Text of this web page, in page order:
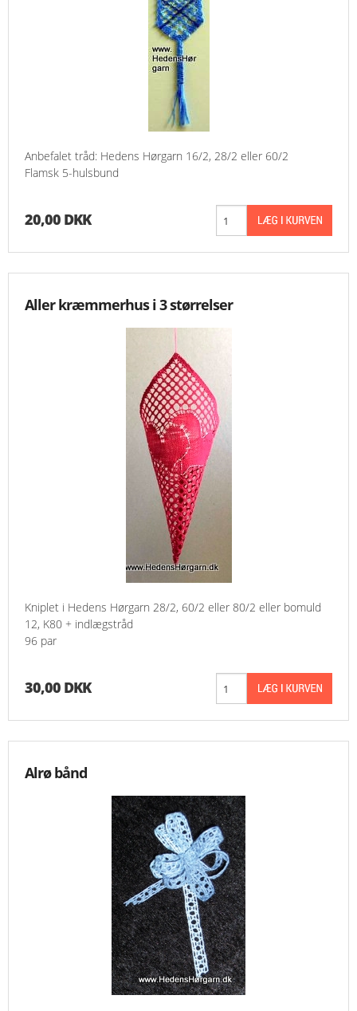
Anbefalet tråd: Hedens Hørgarn 16/2, 28/2 eller 60/2
Flamsk 5-hulsbund
20,00 DKK
Aller kræmmerhus i 3 størrelser
Kniplet i Hedens Hørgarn 28/2, 60/2 eller 80/2 eller bomuld
12, K80 + indlægstråd
96 par
30,00 DKK
Alrø bånd